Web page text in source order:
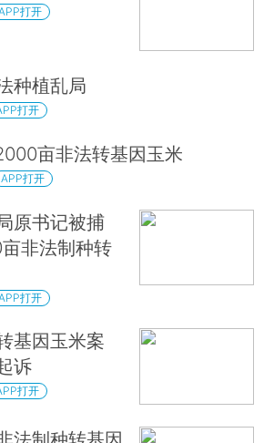
打开
种植乱局
打开
亩非法转基因玉米
APP打开
原书记被捕
非法制种转
打开
基因玉米案
诉
打开